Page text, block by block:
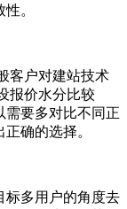
。
客户对建站技术
报价水分比较
需要多对比不同正
确的选择。
标多用户的角度去